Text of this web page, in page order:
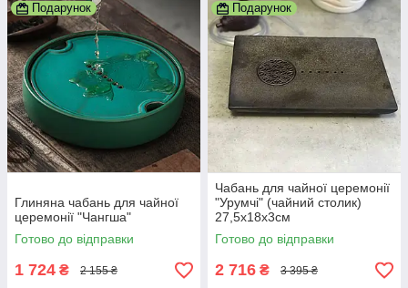
Подарунок
Глиняна чабань для чайної
церемонії "Чангша"
Готово до відправки
1 724 ₴ 2 155 ₴
Подарунок
Чабань для чайної церемонії
"Урумчі" (чайний столик)
27,5х18х3см
Готово до відправки
2 716 ₴ 3 395 ₴